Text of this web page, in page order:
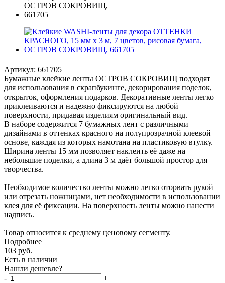
Артикул: 661705
Бумажные клейкие ленты ОСТРОВ СОКРОВИЩ подходят
для использования в скрапбукинге, декорирования поделок,
открыток, оформления подарков. Декоративные ленты легко
приклеиваются и надежно фиксируются на любой
поверхности, придавая изделиям оригинальный вид.
В наборе содержится 7 бумажных лент с различными
дизайнами в оттенках красного на полупрозрачной клеевой
основе, каждая из которых намотана на пластиковую втулку.
Ширина ленты 15 мм позволяет наклеить её даже на
небольшие поделки, а длина 3 м даёт большой простор для
творчества.
Необходимое количество ленты можно легко оторвать рукой
или отрезать ножницами, нет необходимости в использовании
клея для её фиксации. На поверхность ленты можно нанести
надпись.
Товар относится к среднему ценовому сегменту.
Подробнее
103 руб.
Есть в наличии
Нашли дешевле?
-
+